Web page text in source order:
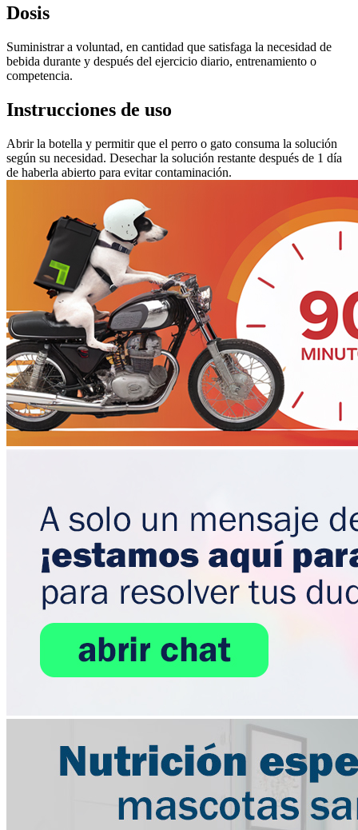
Dosis
Suministrar a voluntad, en cantidad que satisfaga la necesidad de
bebida durante y después del ejercicio diario, entrenamiento o
competencia.
Instrucciones de uso
Abrir la botella y permitir que el perro o gato consuma la solución
según su necesidad. Desechar la solución restante después de 1 día
de haberla abierto para evitar contaminación.